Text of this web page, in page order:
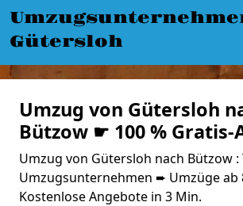
Gütersloh
Umzug von Gütersloh
Bützow ☛ 100 %
Umzug von Gütersloh nach Bützow :
Umzugsunternehmen ➨ Umzüge ab
Kostenlose Angebote in 3 Min.